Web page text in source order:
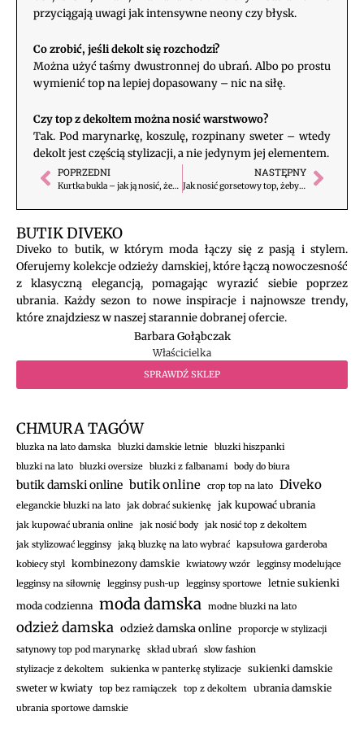
przyciągają uwagi jak intensywne neony czy błysk.
Co zrobić, jeśli dekolt się rozchodzi?
Można użyć taśmy dwustronnej do ubrań. Albo po prostu
wymienić top na lepiej dopasowany – nic na siłę.
Czy top z dekoltem można nosić warstwowo?
Tak. Pod marynarkę, koszulę, rozpinany sweter – wtedy
dekolt jest częścią stylizacji, a nie jedynym jej elementem.
Prev
POPRZEDNI
Kurtka bukla – jak ją nosić, żeby nie dodawała objętości?
NASTĘPNY
Jak nosić gorsetowy top, żeby nie wyglądał jak bielizna?
BUTIK DIVEKO
Diveko to butik, w którym moda łączy się z pasją i stylem.
Oferujemy kolekcje odzieży damskiej, które łączą nowoczesność
z klasyczną elegancją, pomagając wyrazić siebie poprzez
ubrania. Każdy sezon to nowe inspiracje i najnowsze trendy,
które znajdziesz w naszej starannie dobranej ofercie.
Barbara Gołąbczak
Właścicielka
SPRAWDŹ SKLEP
CHMURA TAGÓW
bluzka na lato damska bluzki damskie letnie
bluzki hiszpanki
bluzki na lato
bluzki oversize bluzki z falbanami body do biura
butik damski online butik online crop top na lato Diveko
eleganckie bluzki na lato jak dobrać sukienkę jak kupować ubrania
jak kupować ubrania online jak nosić body
jak nosić top z dekoltem
jak stylizować legginsy
jaką bluzkę na lato wybrać
kapsułowa garderoba
kobiecy styl
kombinezony damskie kwiatowy wzór
legginsy modelujące
legginsy na siłownię
legginsy push-up legginsy sportowe
letnie sukienki
moda codzienna moda damska modne bluzki na lato
odzież damska odzież damska online
proporcje w stylizacji
satynowy top pod marynarkę
skład ubrań
slow fashion
stylizacje z dekoltem
sukienka w panterkę stylizacje
sukienki damskie
sweter w kwiaty
top bez ramiączek top z dekoltem ubrania damskie
ubrania sportowe damskie